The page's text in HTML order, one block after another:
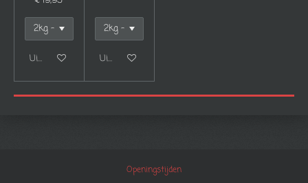
Uitgeschakeld Uitgeschakeld
Openingstijden